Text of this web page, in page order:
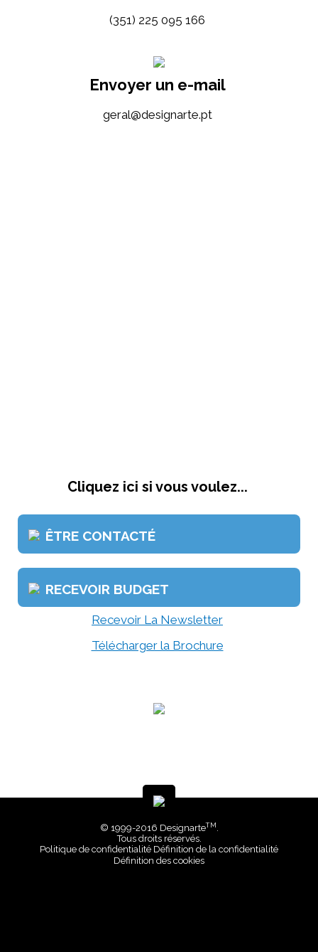
(351) 225 095 166
Envoyer un e-mail
tp.etrangised@lareg
Cliquez ici si vous voulez...
ÊTRE CONTACTÉ
RECEVOIR BUDGET
Recevoir La Newsletter
Télécharger la Brochure
© 1999-2016 DesignarteTM.
Tous droits réservés.
Politique de confidentialité Définition de la confidentialité
Définition des cookies